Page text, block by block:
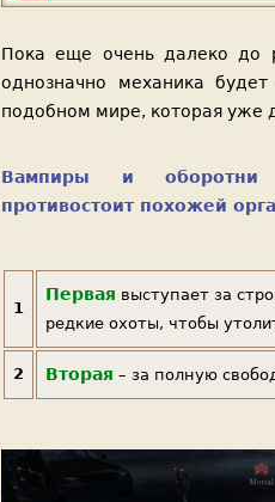
Пока еще очень далеко до
однозначно механика
подобном мире, которая уже
Вампиры и оборотни
противостоит похожей
1
Первая выступает за
редкие охоты, чтобы
2 Вторая – за полную